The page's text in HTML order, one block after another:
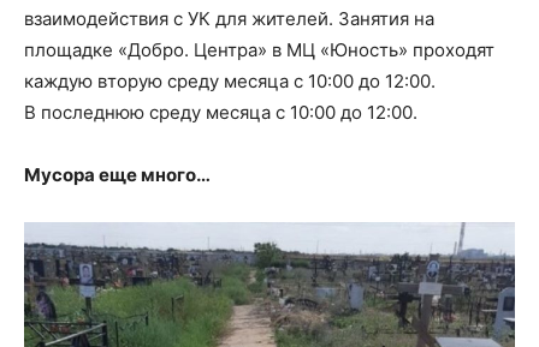
взаимодействия с УК для жителей. Занятия на
площадке «Добро. Центра» в МЦ «Юность» проходят
каждую вторую среду месяца с 10:00 до 12:00.
В последнюю среду месяца с 10:00 до 12:00.
Мусора еще много…